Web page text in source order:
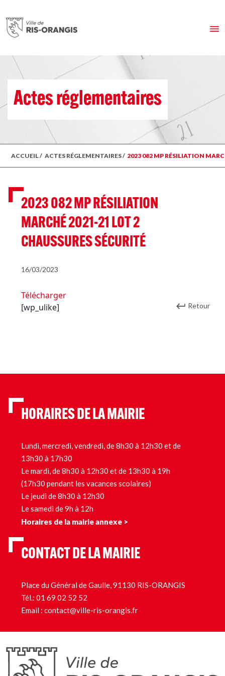
Actes réglementaires
ACCUEIL/ ACTES RÉGLEMENTAIRES/ 2023 082 MP RÉSILIATION
2023 082 MP RÉSILIATION
MARCHÉ 2021-21 LOT 2
CHAUSSURES SÉCURITÉ
16/03/2023
Télécharger
[wp_ulike]
Retour
HORAIRES DE LA MAIRIE
Lundi, mercredi, vendredi, de 8h30 à 12h30 et de
13h30 à 17h30
Le mardi, de 8h30 à 12h30 et de 13h30 à 19h
(17h30 pendant les vacances scolaires)
Le jeudi de 8h30 à 12h30
Le samedi de 9h à 12h
Horaires de la mairie annexe >
CONTACT DE LA MAIRIE
Place du Général de Gaulle, 91130 RIS-ORANGIS
Tél.: 01 69 02 52 52
Email : contact@ville-ris-orangis.fr